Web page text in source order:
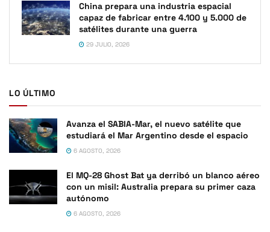
China prepara una industria espacial
capaz de fabricar entre 4.100 y 5.000 de
satélites durante una guerra
29 JULIO, 2026
LO ÚLTIMO
Avanza el SABIA-Mar, el nuevo satélite que
estudiará el Mar Argentino desde el espacio
6 AGOSTO, 2026
El MQ-28 Ghost Bat ya derribó un blanco aéreo
con un misil: Australia prepara su primer caza
autónomo
6 AGOSTO, 2026